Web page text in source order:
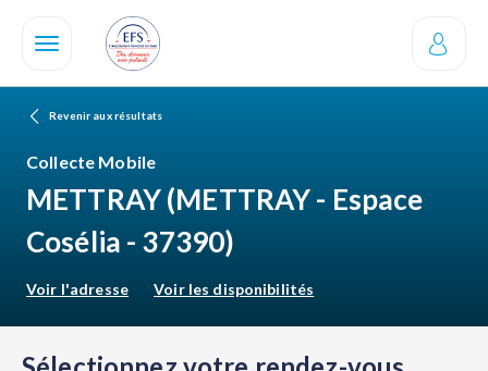
contenu
Revenir aux résultats
Collecte Mobile
METTRAY(METTRAY - Espace
Cosélia - 37390)
Voir l'adresse Voir les disponibilités